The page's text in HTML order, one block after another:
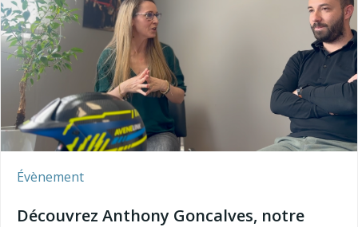
Évènement
Découvrez Anthony Goncalves, notre